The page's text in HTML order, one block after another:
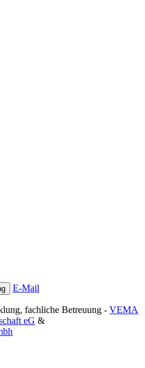
E-Mail
fachliche Betreuung - VEMA
eG &